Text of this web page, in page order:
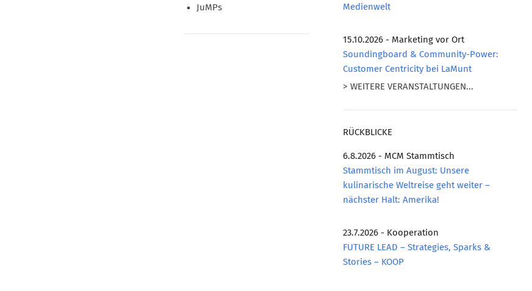
Medienwelt
15.10.2026 - Marketing vor Ort
Soundingboard & Community-Power:
Customer Centricity bei LaMunt
> WEITERE VERANSTALTUNGEN...
RÜCKBLICKE
6.8.2026 - MCM Stammtisch
Stammtisch im August: Unsere
kulinarische Weltreise geht weiter –
nächster Halt: Amerika!
23.7.2026 - Kooperation
FUTURE LEAD – Strategies, Sparks &
Stories – KOOP
JuMPs